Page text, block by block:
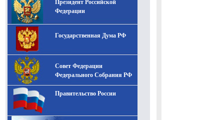
-- Лучшее, что можно сделать с хорошим советом, это
пропустить его мимо ушей. Он никогда не бывает
полезен никому, кроме того, кто его дал.
-- Люблю давать советы и очень не люблю, когда их
дают мне.
Президент Российской
Федерации
Государственная Дума РФ
Совет Федерации
Федерального Собрания РФ
Правительство России